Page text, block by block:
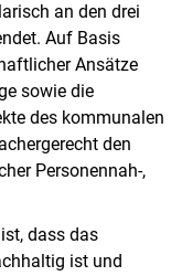
an den drei
Auf Basis
Ansätze
sowie die
des kommunalen
den
Personennah-,
dass das
ist und